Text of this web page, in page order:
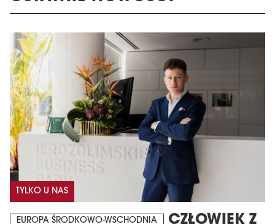
TYLKO U NAS
EUROPA ŚRODKOWO-WSCHODNIA CZŁOWIEK Z